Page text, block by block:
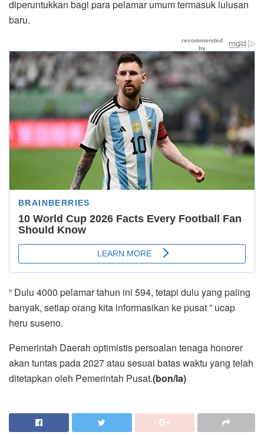
diperuntukkan bagi para pelamar umum termasuk lulusan
baru.
“ Dulu 4000 pelamar tahun ini 594, tetapi dulu yang paling
banyak, setiap orang kita informasikan ke pusat ” ucap
heru suseno.
Pemerintah Daerah optimistis persoalan tenaga honorer
akan tuntas pada 2027 atau sesuai batas waktu yang telah
ditetapkan oleh Pemerintah Pusat.(bon/la)